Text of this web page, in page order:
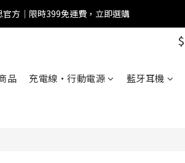
全館滿1500 95折
官方｜限時399免運費，立即選購
$
品 充電線・行動電源 藍牙耳機